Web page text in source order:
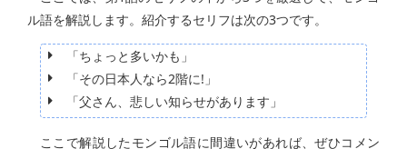
ル語を解説します。紹介するセリフは次の3つです。
「ちょっと多いかも」
「その日本人なら2階に!」
「父さん、悲しい知らせがあります」
ここで解説したモンゴル語に間違いがあれば、ぜひコメン